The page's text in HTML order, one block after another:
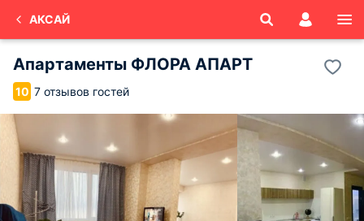
АКСАЙ
Апартаменты ФЛОРА АПАРТ
10 7 отзывов гостей